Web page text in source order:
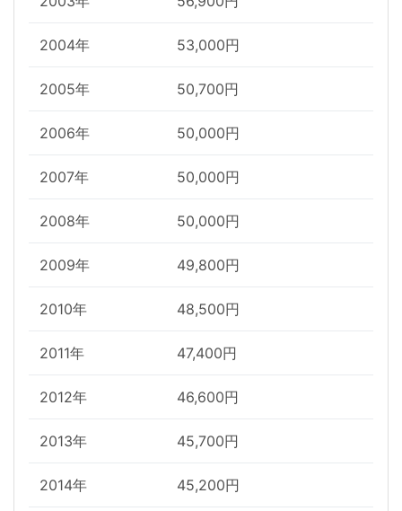
2004年 53,000円
2005年 50,700円
2006年 50,000円
2007年 50,000円
2008年 50,000円
2009年 49,800円
2010年 48,500円
2011年 47,400円
2012年 46,600円
2013年 45,700円
2014年 45,200円